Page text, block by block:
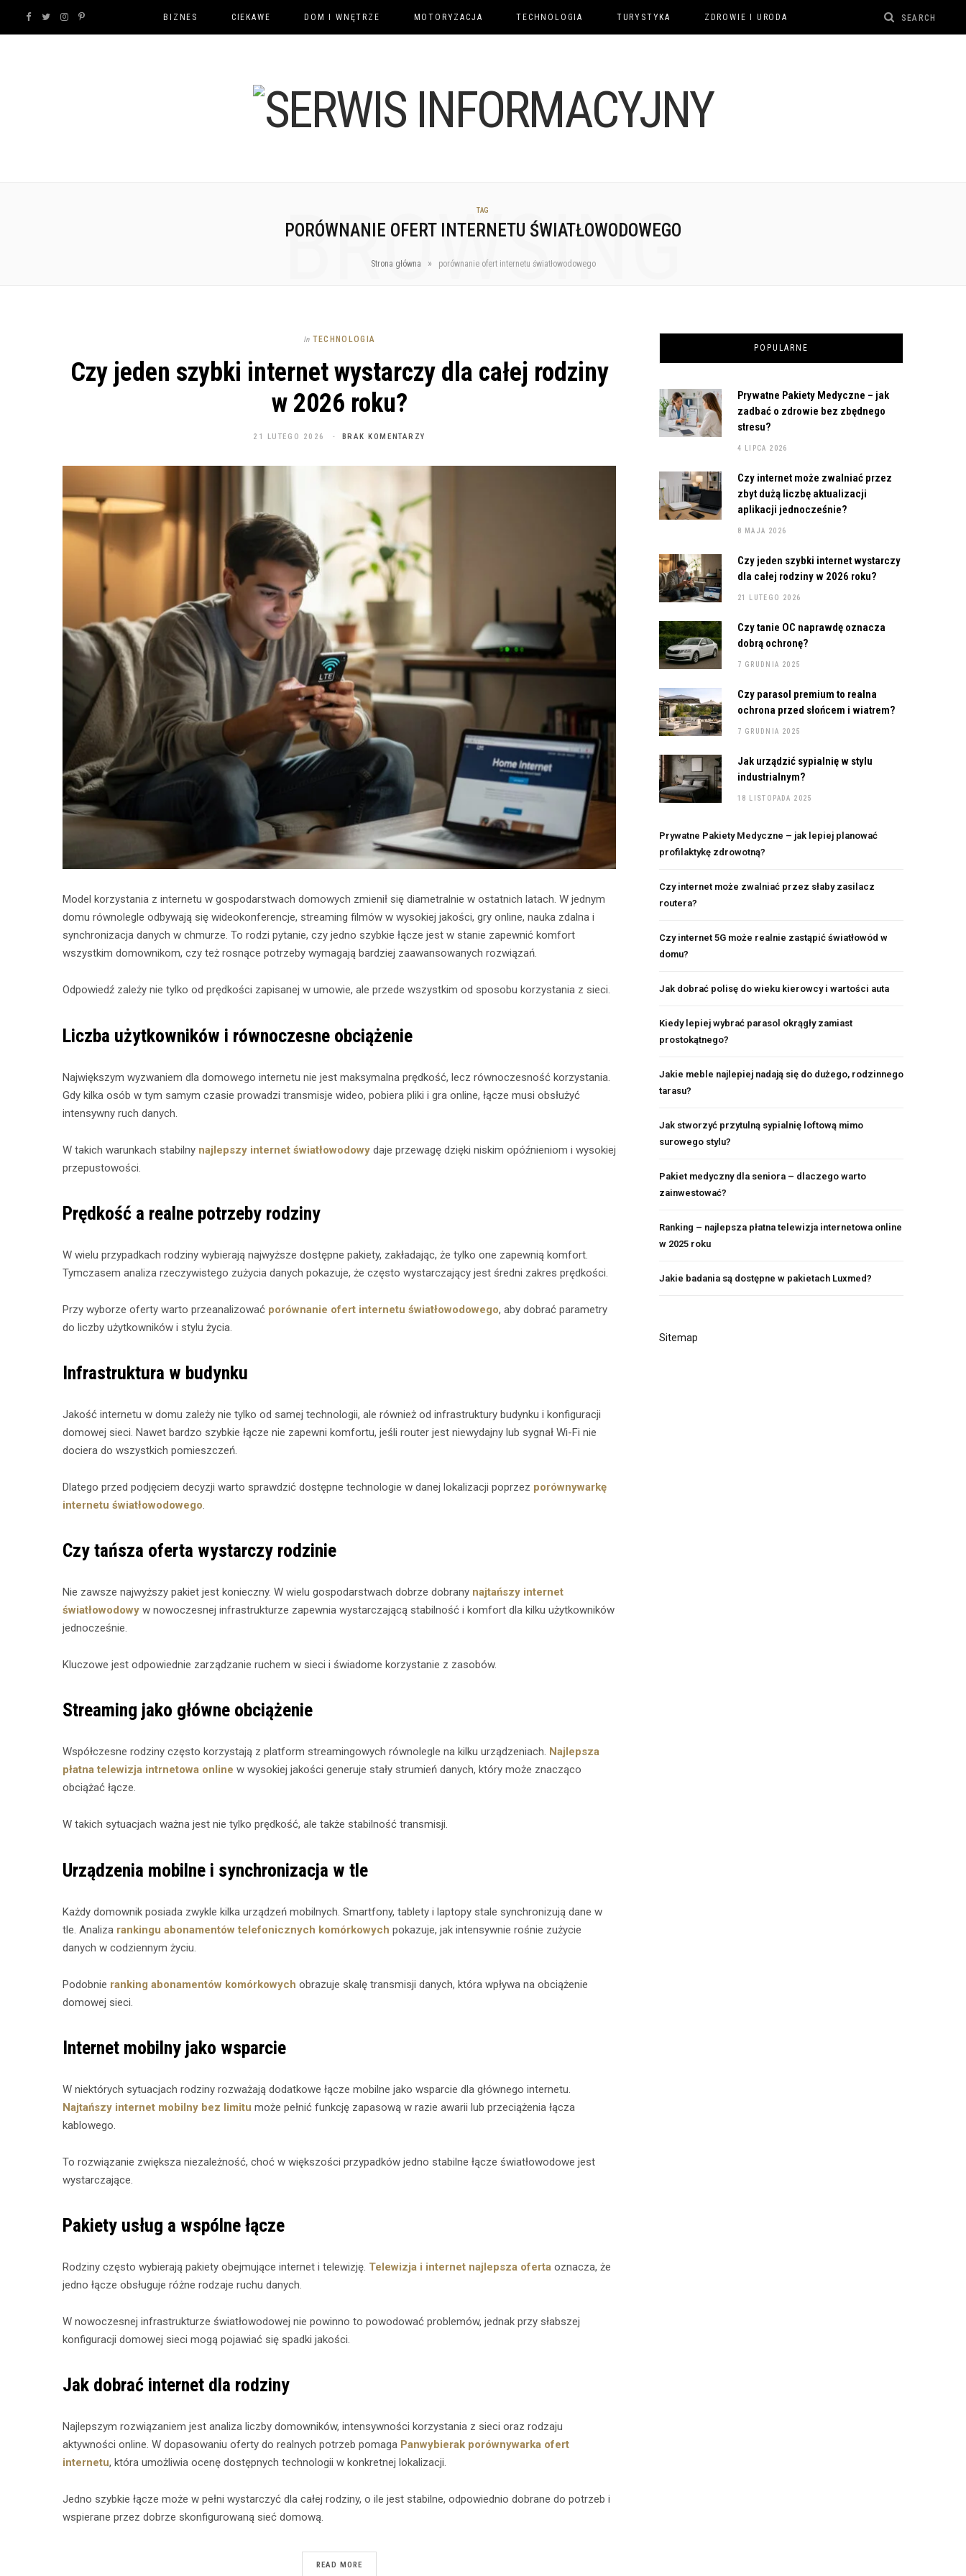
F T I P BIZNES CIEKAWE DOM I WNĘTRZE MOTORYZACJA TECHNOLOGIA TURYSTYKA ZDROWIE I URODA
TAG
PORÓWNANIE OFERT INTERNETU ŚWIATŁOWODOWEGO
BROWSING
Strona główna » porównanie ofert internetu światłowodowego
In TECHNOLOGIA
Czy jeden szybki internet wystarczy dla całej rodziny
w 2026 roku?
21 LUTEGO 2026 BRAK KOMENTARZY
Model korzystania z internetu w gospodarstwach domowych zmienił się diametralnie w ostatnich latach. W jednym
domu równolegle odbywają się wideokonferencje, streaming filmów w wysokiej jakości, gry online, nauka zdalna i
synchronizacja danych w chmurze. To rodzi pytanie, czy jedno szybkie łącze jest w stanie zapewnić komfort
wszystkim domownikom, czy też rosnące potrzeby wymagają bardziej zaawansowanych rozwiązań.
Odpowiedź zależy nie tylko od prędkości zapisanej w umowie, ale przede wszystkim od sposobu korzystania z sieci.
Liczba użytkowników i równoczesne obciążenie
Największym wyzwaniem dla domowego internetu nie jest maksymalna prędkość, lecz równoczesność korzystania.
Gdy kilka osób w tym samym czasie prowadzi transmisje wideo, pobiera pliki i gra online, łącze musi obsłużyć
intensywny ruch danych.
W takich warunkach stabilny najlepszy internet światłowodowy daje przewagę dzięki niskim opóźnieniom i wysokiej
przepustowości.
Prędkość a realne potrzeby rodziny
W wielu przypadkach rodziny wybierają najwyższe dostępne pakiety, zakładając, że tylko one zapewnią komfort.
Tymczasem analiza rzeczywistego zużycia danych pokazuje, że często wystarczający jest średni zakres prędkości.
Przy wyborze oferty warto przeanalizować porównanie ofert internetu światłowodowego, aby dobrać parametry
do liczby użytkowników i stylu życia.
Infrastruktura w budynku
Jakość internetu w domu zależy nie tylko od samej technologii, ale również od infrastruktury budynku i konfiguracji
domowej sieci. Nawet bardzo szybkie łącze nie zapewni komfortu, jeśli router jest niewydajny lub sygnał Wi-Fi nie
dociera do wszystkich pomieszczeń.
Dlatego przed podjęciem decyzji warto sprawdzić dostępne technologie w danej lokalizacji poprzez porównywarkę
internetu światłowodowego.
Czy tańsza oferta wystarczy rodzinie
Nie zawsze najwyższy pakiet jest konieczny. W wielu gospodarstwach dobrze dobrany najtańszy internet
światłowodowy w nowoczesnej infrastrukturze zapewnia wystarczającą stabilność i komfort dla kilku użytkowników
jednocześnie.
Kluczowe jest odpowiednie zarządzanie ruchem w sieci i świadome korzystanie z zasobów.
Streaming jako główne obciążenie
Współczesne rodziny często korzystają z platform streamingowych równolegle na kilku urządzeniach. Najlepsza
płatna telewizja intrnetowa online w wysokiej jakości generuje stały strumień danych, który może znacząco
obciążać łącze.
W takich sytuacjach ważna jest nie tylko prędkość, ale także stabilność transmisji.
Urządzenia mobilne i synchronizacja w tle
Każdy domownik posiada zwykle kilka urządzeń mobilnych. Smartfony, tablety i laptopy stale synchronizują dane w
tle. Analiza rankingu abonamentów telefonicznych komórkowych pokazuje, jak intensywnie rośnie zużycie
danych w codziennym życiu.
Podobnie ranking abonamentów komórkowych obrazuje skalę transmisji danych, która wpływa na obciążenie
domowej sieci.
Internet mobilny jako wsparcie
W niektórych sytuacjach rodziny rozważają dodatkowe łącze mobilne jako wsparcie dla głównego internetu.
Najtańszy internet mobilny bez limitu może pełnić funkcję zapasową w razie awarii lub przeciążenia łącza
kablowego.
To rozwiązanie zwiększa niezależność, choć w większości przypadków jedno stabilne łącze światłowodowe jest
wystarczające.
Pakiety usług a wspólne łącze
Rodziny często wybierają pakiety obejmujące internet i telewizję. Telewizja i internet najlepsza oferta oznacza, że
jedno łącze obsługuje różne rodzaje ruchu danych.
W nowoczesnej infrastrukturze światłowodowej nie powinno to powodować problemów, jednak przy słabszej
konfiguracji domowej sieci mogą pojawiać się spadki jakości.
Jak dobrać internet dla rodziny
Najlepszym rozwiązaniem jest analiza liczby domowników, intensywności korzystania z sieci oraz rodzaju
aktywności online. W dopasowaniu oferty do realnych potrzeb pomaga Panwybierak porównywarka ofert
internetu, która umożliwia ocenę dostępnych technologii w konkretnej lokalizacji.
Jedno szybkie łącze może w pełni wystarczyć dla całej rodziny, o ile jest stabilne, odpowiednio dobrane do potrzeb i
wspierane przez dobrze skonfigurowaną sieć domową.
READ MORE
POPULARNE
Prywatne Pakiety Medyczne – jak
zadbać o zdrowie bez zbędnego
stresu?
4 LIPCA 2026
Czy internet może zwalniać przez
zbyt dużą liczbę aktualizacji
aplikacji jednocześnie?
8 MAJA 2026
Czy jeden szybki internet wystarczy
dla całej rodziny w 2026 roku?
21 LUTEGO 2026
Czy tanie OC naprawdę oznacza
dobrą ochronę?
7 GRUDNIA 2025
Czy parasol premium to realna
ochrona przed słońcem i wiatrem?
7 GRUDNIA 2025
Jak urządzić sypialnię w stylu
industrialnym?
18 LISTOPADA 2025
Prywatne Pakiety Medyczne – jak lepiej planować
profilaktykę zdrowotną?
Czy internet może zwalniać przez słaby zasilacz
routera?
Czy internet 5G może realnie zastąpić światłowód w
domu?
Jak dobrać polisę do wieku kierowcy i wartości auta
Kiedy lepiej wybrać parasol okrągły zamiast
prostokątnego?
Jakie meble najlepiej nadają się do dużego, rodzinnego
tarasu?
Jak stworzyć przytulną sypialnię loftową mimo
surowego stylu?
Pakiet medyczny dla seniora – dlaczego warto
zainwestować?
Ranking – najlepsza płatna telewizja internetowa online
w 2025 roku
Jakie badania są dostępne w pakietach Luxmed?
Sitemap